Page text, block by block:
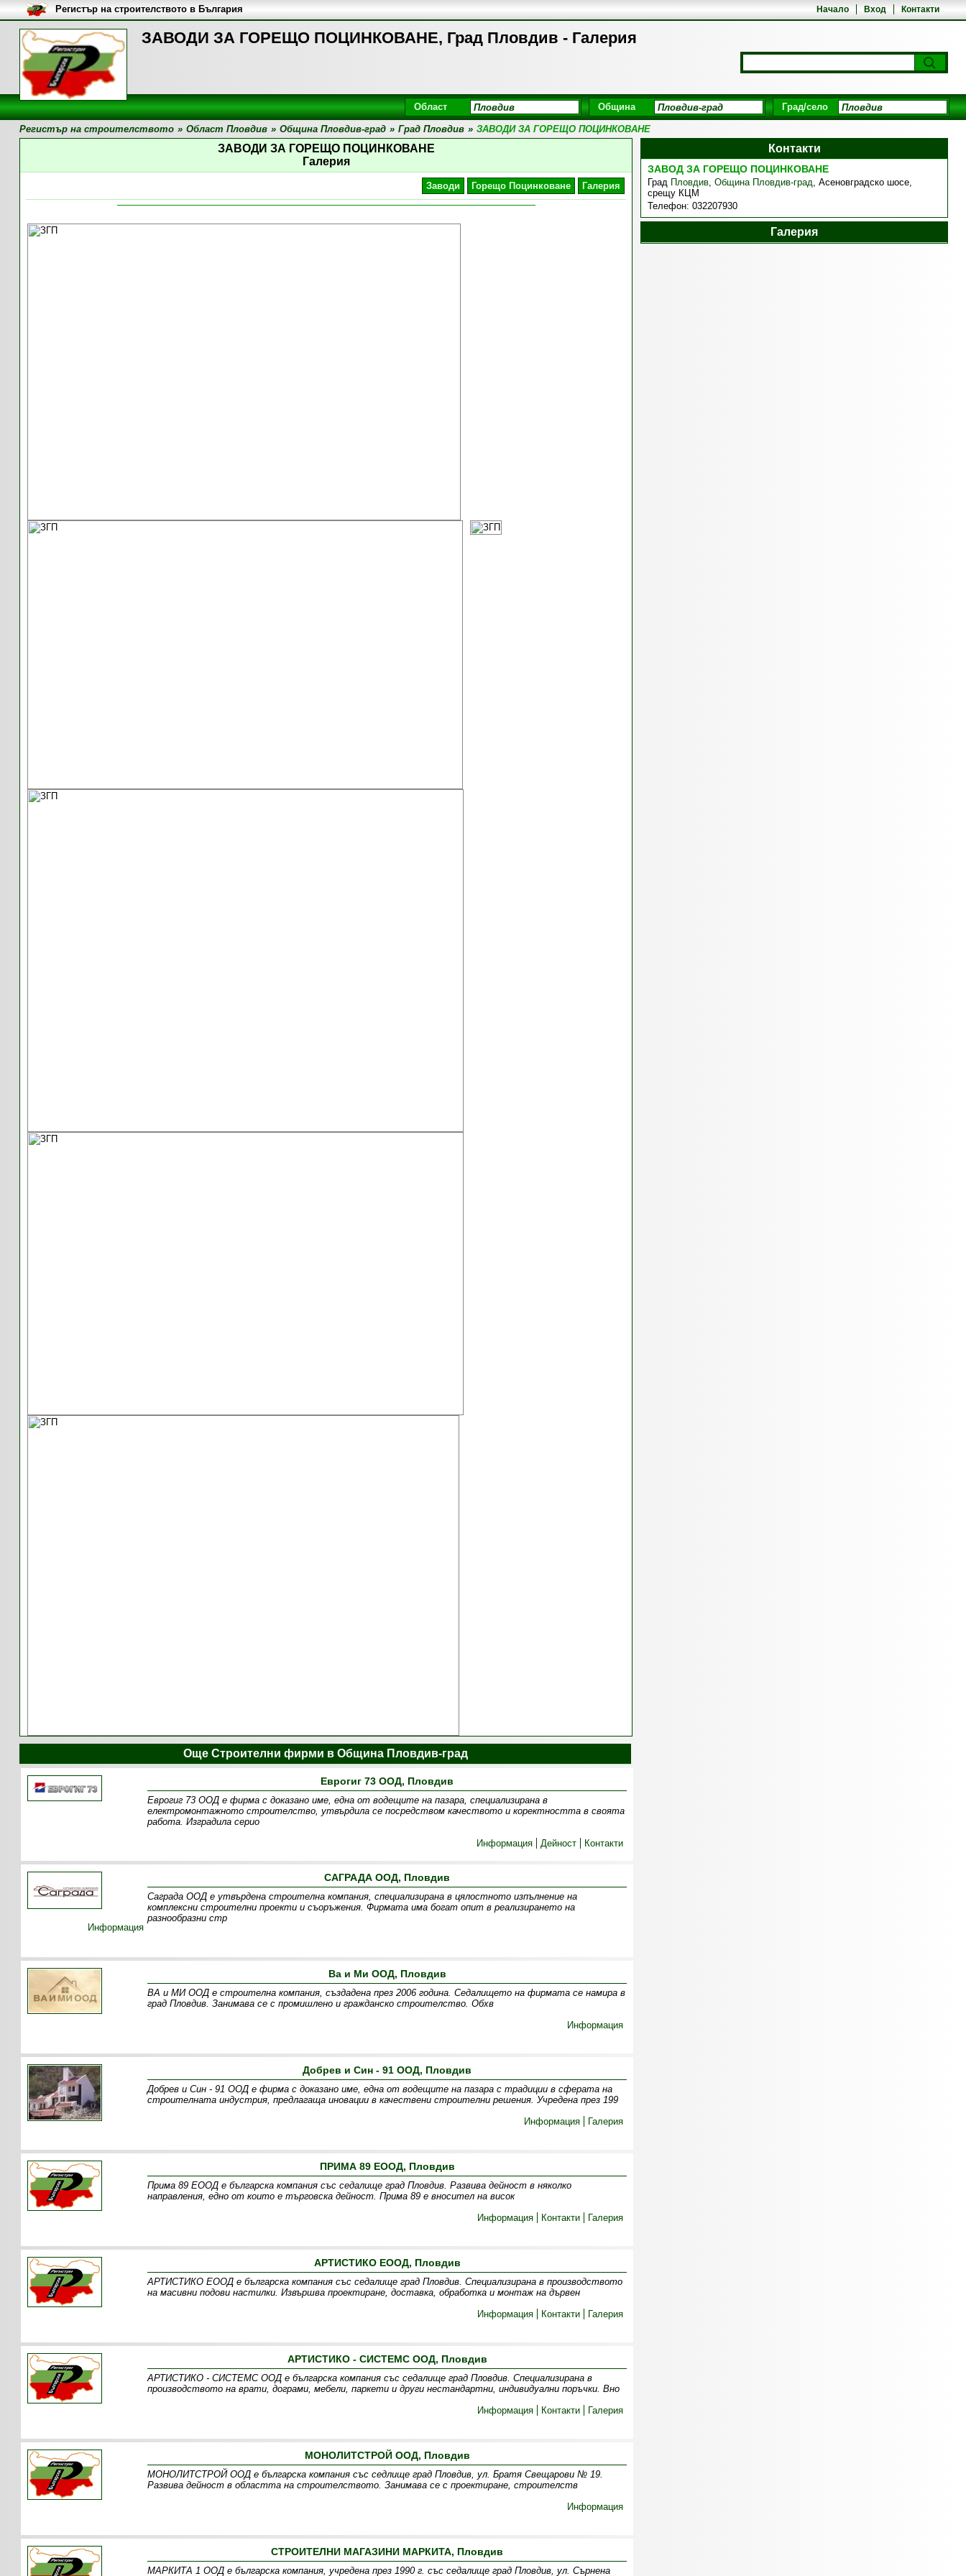
ЗАВОДИ ЗА ГОРЕЩО ПОЦИНКОВАНЕ, Град Пловдив - Галерия
Начало Вход Контакти
Регистър на строителството в България
Област Община Град/село
Регистър на строителството » Област Пловдив » Община Пловдив-град » Град Пловдив » ЗАВОДИ ЗА ГОРЕЩО ПОЦИНКОВАНЕ
ЗАВОДИ ЗА ГОРЕЩО ПОЦИНКОВАНЕ
Галерия
Заводи Горещо Поцинковане Галерия
Контакти
ЗАВОД ЗА ГОРЕЩО ПОЦИНКОВАНЕ
Град Пловдив, Община Пловдив-град, Асеновградско шосе,
срещу КЦМ
Телефон: 032207930
Галерия
Още Строителни фирми в Община Пловдив-град
Еврогиг 73 ООД, Пловдив
Еврогиг 73 ООД е фирма с доказано име, една от водещите на пазара, специализирана в
електромонтажното строителство, утвърдила се посредством качеството и коректността в своята
работа. Изградила серио
Информация
Дейност Контакти
САГРАДА ООД, Пловдив
Саграда ООД е утвърдена строителна компания, специализирана в цялостното изпълнение на
комплексни строителни проекти и съоръжения. Фирмата има богат опит в реализирането на
разнообразни стр
Информация
Ва и Ми ООД, Пловдив
ВА и МИ ООД е строителна компания, създадена през 2006 година. Седалището на фирмата се намира в
град Пловдив. Занимава се с промишлено и гражданско строителство. Обхв
Информация
Добрев и Син - 91 ООД, Пловдив
Добрев и Син - 91 ООД е фирма с доказано име, една от водещите на пазара с традиции в сферата на
строителната индустрия, предлагаща иновации в качествени строителни решения. Учредена през 199
Информация
Галерия
ПРИМА 89 ЕООД, Пловдив
Прима 89 ЕООД е българска компания със седалище град Пловдив. Развива дейност в няколко
направления, едно от които е търговска дейност. Прима 89 е вносител на висок
Информация
Контакти Галерия
АРТИСТИКО ЕООД, Пловдив
АРТИСТИКО ЕООД е българска компания със седалище град Пловдив. Специализирана в производството
на масивни подови настилки. Извършва проектиране, доставка, обработка и монтаж на дървен
Информация
Контакти Галерия
АРТИСТИКО - СИСТЕМС ООД, Пловдив
АРТИСТИКО - СИСТЕМС ООД е българска компания със седалище град Пловдив. Специализирана в
производството на врати, дограми, мебели, паркети и други нестандартни, индивидуални поръчки. Вно
Информация
Контакти Галерия
МОНОЛИТСТРОЙ ООД, Пловдив
МОНОЛИТСТРОЙ ООД е българска компания със седлище град Пловдив, ул. Братя Свещарови № 19.
Развива дейност в областта на строителството. Занимава се с проектиране, строителств
Информация
СТРОИТЕЛНИ МАГАЗИНИ МАРКИТА, Пловдив
МАРКИТА 1 ООД е българска компания, учредена през 1990 г. със седалище град Пловдив, ул. Сърнена